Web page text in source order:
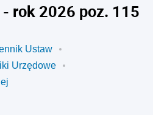
rok 2026 poz. 115
Ustaw
Urzędowe